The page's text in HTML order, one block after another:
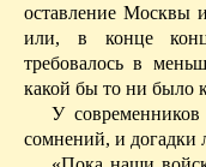
оставление Москвы
или, в конце
требовалось в
какой бы то ни было
У
сомнений, и догадки